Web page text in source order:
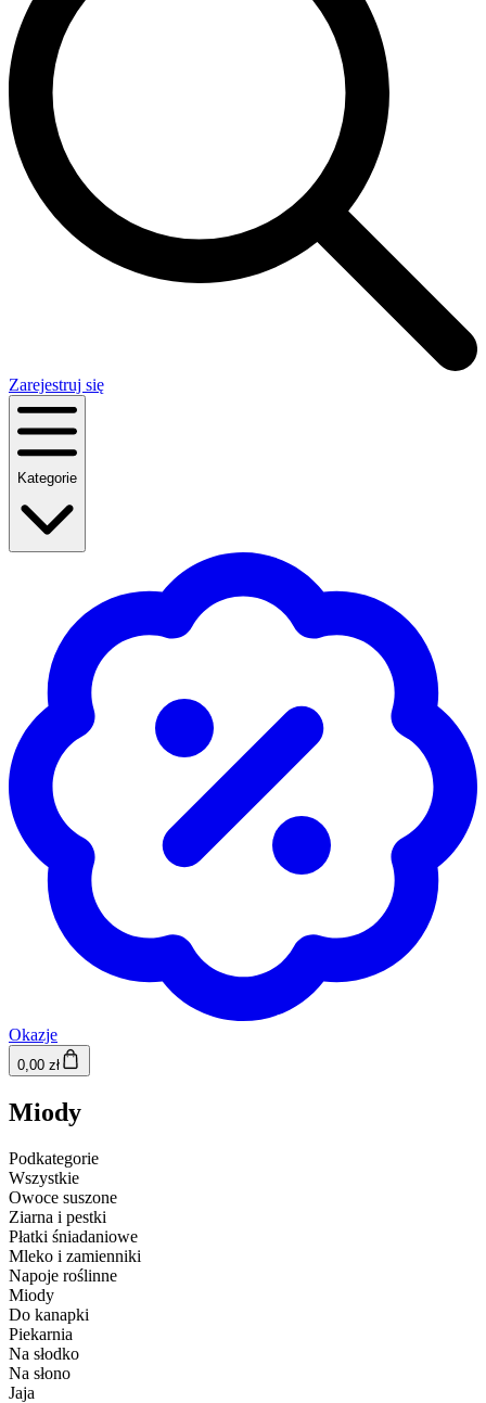
Zarejestruj się
Kategorie
Okazje
0,00 zł
Miody
Podkategorie
Wszystkie
Owoce suszone
Ziarna i pestki
Płatki śniadaniowe
Mleko i zamienniki
Napoje roślinne
Miody
Do kanapki
Piekarnia
Na słodko
Na słono
Jaja